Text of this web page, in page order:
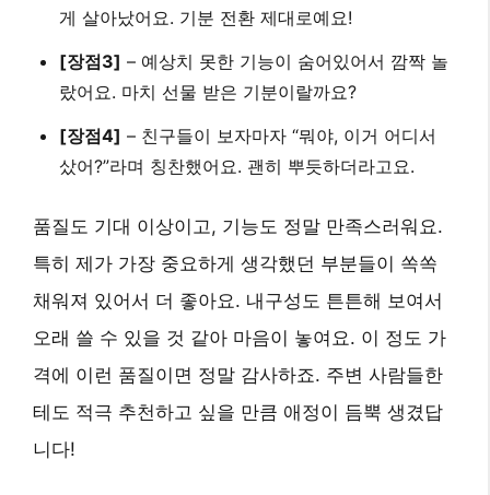
게 살아났어요. 기분 전환 제대로예요!
[장점3] – 예상치 못한 기능이 숨어있어서 깜짝 놀
랐어요. 마치 선물 받은 기분이랄까요?
[장점4] – 친구들이 보자마자 “뭐야, 이거 어디서
샀어?”라며 칭찬했어요. 괜히 뿌듯하더라고요.
품질도 기대 이상이고, 기능도 정말 만족스러워요.
특히 제가 가장 중요하게 생각했던 부분들이 쏙쏙
채워져 있어서 더 좋아요. 내구성도 튼튼해 보여서
오래 쓸 수 있을 것 같아 마음이 놓여요. 이 정도 가
격에 이런 품질이면 정말 감사하죠. 주변 사람들한
테도 적극 추천하고 싶을 만큼 애정이 듬뿍 생겼답
니다!